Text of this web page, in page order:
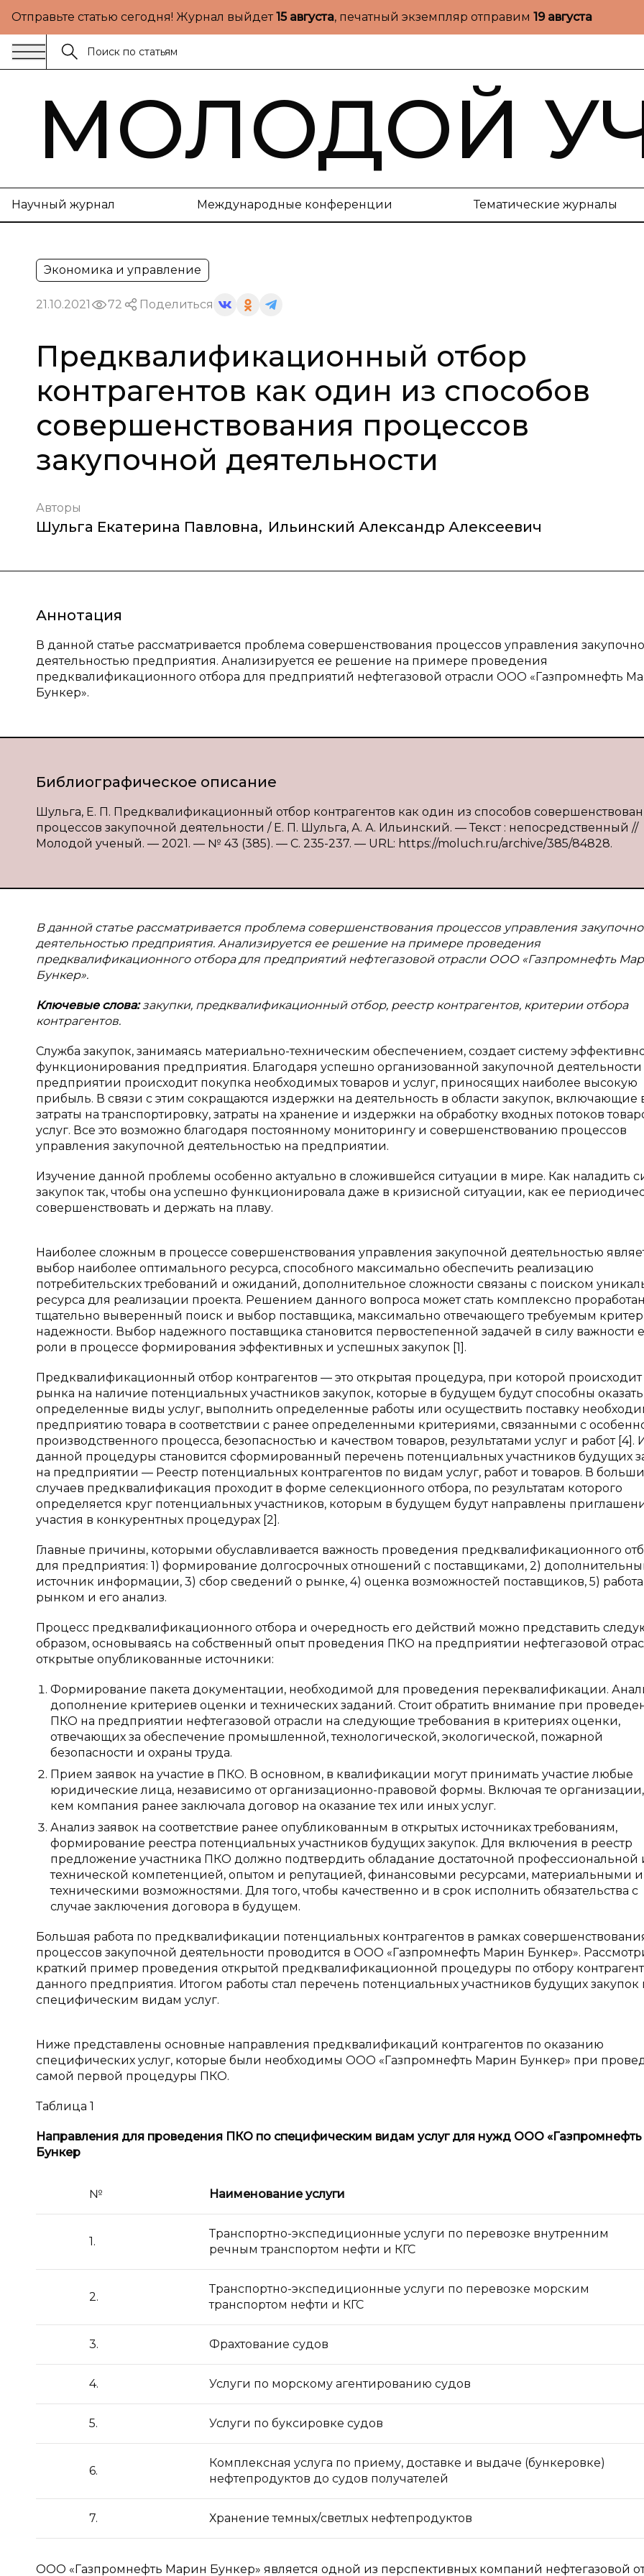
Отправьте статью сегодня! Журнал выйдет15 августа, печатный экземпляр отправим 19 августа
МОЛОДОЙ
Научный журнал Международные конференции Тематические журналы
Экономика и управление
21.10.2021 72 Поделиться
Предквалификационный отбор
контрагентов как один из способов
совершенствования процессов
закупочной деятельности
Авторы
Шульга Екатерина Павловна, Ильинский Александр Алексеевич
Аннотация
В данной статье рассматривается проблема совершенствования процессов управления
деятельностью предприятия. Анализируется ее решение на примере проведения
предквалификационного отбора для предприятий нефтегазовой отрасли ООО «Газпромнефть
Бункер».
Библиографическое описание
Шульга, Е. П. Предквалификационный отбор контрагентов как один из способов
процессов закупочной деятельности / Е. П. Шульга, А. А. Ильинский. — Текст : непосредственный //
Молодой ученый. — 2021. — № 43 (385). — С. 235-237. — URL: https://moluch.ru/archive/385/84828.
В данной статье рассматривается проблема совершенствования процессов управления
деятельностью предприятия. Анализируется ее решение на примере проведения
предквалификационного отбора для предприятий нефтегазовой отрасли ООО «Газпромнефть
Бункер».
Ключевые слова:закупки, предквалификационный отбор, реестр контрагентов, критерии отбора
контрагентов.
Служба закупок, занимаясь материально-техническим обеспечением, создает систему
функционирования предприятия. Благодаря успешно организованной закупочной деятельности
предприятии происходит покупка необходимых товаров и услуг, приносящих наиболее высокую
прибыль. В связи с этим сокращаются издержки на деятельность в области закупок, включающие
затраты на транспортировку, затраты на хранение и издержки на обработку входных потоков
услуг. Все это возможно благодаря постоянному мониторингу и совершенствованию процессов
управления закупочной деятельностью на предприятии.
Изучение данной проблемы особенно актуально в сложившейся ситуации в мире. Как наладить
закупок так, чтобы она успешно функционировала даже в кризисной ситуации, как ее
совершенствовать и держать на плаву.
Наиболее сложным в процессе совершенствования управления закупочной деятельностью
выбор наиболее оптимального ресурса, способного максимально обеспечить реализацию
потребительских требований и ожиданий, дополнительное сложности связаны с поиском
ресурса для реализации проекта. Решением данного вопроса может стать комплексно
тщательно выверенный поиск и выбор поставщика, максимально отвечающего требуемым
надежности. Выбор надежного поставщика становится первостепенной задачей в силу важности
роли в процессе формирования эффективных и успешных закупок [1].
Предквалификационный отбор контрагентов — это открытая процедура, при которой происходит
рынка на наличие потенциальных участников закупок, которые в будущем будут способны оказать
определенные виды услуг, выполнить определенные работы или осуществить поставку
предприятию товара в соответствии с ранее определенными критериями, связанными с
производственного процесса, безопасностью и качеством товаров, результатами услуг и работ [4].
данной процедуры становится сформированный перечень потенциальных участников будущих
на предприятии — Реестр потенциальных контрагентов по видам услуг, работ и товаров. В
случаев предквалификация проходит в форме селекционного отбора, по результатам которого
определяется круг потенциальных участников, которым в будущем будут направлены
участия в конкурентных процедурах [2].
Главные причины, которыми обуславливается важность проведения предквалификационного
для предприятия: 1) формирование долгосрочных отношений с поставщиками, 2)
источник информации, 3) сбор сведений о рынке, 4) оценка возможностей поставщиков, 5)
рынком и его анализ.
Процесс предквалификационного отбора и очередность его действий можно представить
образом, основываясь на собственный опыт проведения ПКО на предприятии нефтегазовой
открытые опубликованные источники:
Формирование пакета документации, необходимой для проведения переквалификации.
дополнение критериев оценки и технических заданий. Стоит обратить внимание при
ПКО на предприятии нефтегазовой отрасли на следующие требования в критериях оценки,
отвечающих за обеспечение промышленной, технологической, экологической, пожарной
безопасности и охраны труда.
Прием заявок на участие в ПКО. В основном, в квалификации могут принимать участие любые
юридические лица, независимо от организационно-правовой формы. Включая те
кем компания ранее заключала договор на оказание тех или иных услуг.
Анализ заявок на соответствие ранее опубликованным в открытых источниках требованиям,
формирование реестра потенциальных участников будущих закупок. Для включения в реестр
предложение участника ПКО должно подтвердить обладание достаточной профессиональной
технической компетенцией, опытом и репутацией, финансовыми ресурсами, материальными и
техническими возможностями. Для того, чтобы качественно и в срок исполнить обязательства с
случае заключения договора в будущем.
Большая работа по предквалификации потенциальных контрагентов в рамках
процессов закупочной деятельности проводится в ООО «Газпромнефть Марин Бункер».
краткий пример проведения открытой предквалификационной процедуры по отбору
данного предприятия. Итогом работы стал перечень потенциальных участников будущих закупок
специфическим видам услуг.
Ниже представлены основные направления предквалификаций контрагентов по оказанию
специфических услуг, которые были необходимы ООО «Газпромнефть Марин Бункер» при
самой первой процедуры ПКО.
Таблица 1
Направления для проведения ПКО по специфическим видам услуг для нужд ООО
Бункер
№ Наименование услуги
1.
Транспортно-экспедиционные услуги по перевозке внутренним
речным транспортом нефти и КГС
2.
Транспортно-экспедиционные услуги по перевозке морским
транспортом нефти и КГС
3. Фрахтование судов
4. Услуги по морскому агентированию судов
5. Услуги по буксировке судов
6.
Комплексная услуга по приему, доставке и выдаче (бункеровке)
нефтепродуктов до судов получателей
7. Хранение темных/светлых нефтепродуктов
ООО «Газпромнефть Марин Бункер» является одной из перспективных компаний нефтегазовой